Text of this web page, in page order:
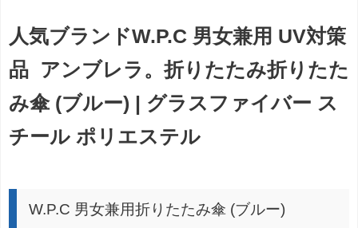
人気ブランドW.P.C 男女兼用 UV対策
品 アンブレラ。折りたたみ折りたた
み傘 (ブルー) | グラスファイバー ス
チール ポリエステル
W.P.C 男女兼用折りたたみ傘 (ブルー)